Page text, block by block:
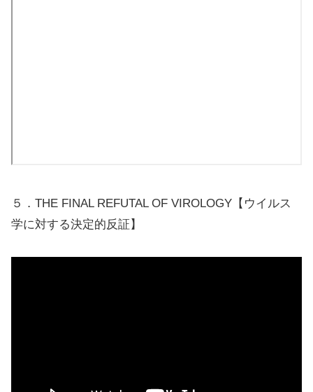
５．THE FINAL REFUTAL OF VIROLOGY【ウイルス
学に対する決定的反証】